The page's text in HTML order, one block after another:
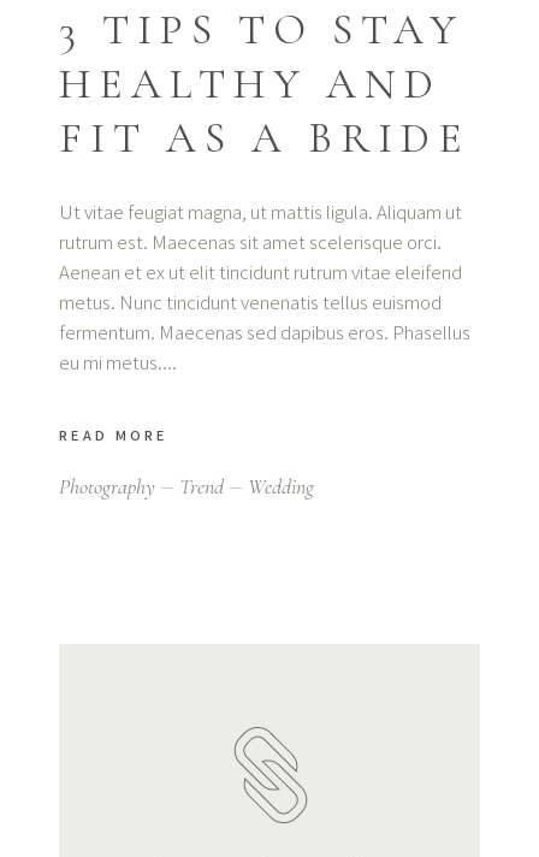
3 TIPS TO STAY
HEALTHY AND
FIT AS A BRIDE
Ut vitae feugiat magna, ut mattis ligula. Aliquam ut
rutrum est. Maecenas sit amet scelerisque orci.
Aenean et ex ut elit tincidunt rutrum vitae eleifend
metus. Nunc tincidunt venenatis tellus euismod
fermentum. Maecenas sed dapibus eros. Phasellus
eu mi metus.
READ MORE
Photography Trend Wedding